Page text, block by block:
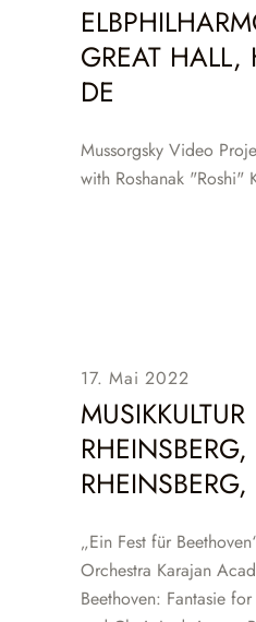
GREAT HALL,
DE
Mussorgsky Video
with Roshanak "Roshi"
17. Mai 2022
MUSIKKULTUR
RHEINSBERG,
„Ein Fest für
Orchestra Karajan
Beethoven: Fantasie